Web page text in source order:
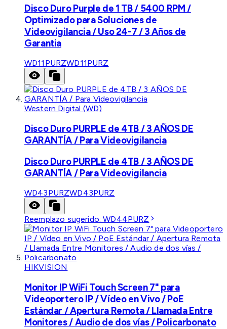
Disco Duro Purple de 1 TB / 5400 RPM /
Optimizado para Soluciones de
Videovigilancia / Uso 24-7 / 3 Años de
Garantia
WD11PURZWD11PURZ
Western Digital (WD)
Disco Duro PURPLE de 4TB / 3 AÑOS DE
GARANTÍA / Para Videovigilancia
Disco Duro PURPLE de 4TB / 3 AÑOS DE
GARANTÍA / Para Videovigilancia
WD43PURZWD43PURZ
Reemplazo sugerido:WD44PURZ
HIKVISION
Monitor IP WiFi Touch Screen 7" para
Videoportero IP / Vídeo en Vivo / PoE
Estándar / Apertura Remota / Llamada Entre
Monitores / Audio de dos vías / Policarbonato